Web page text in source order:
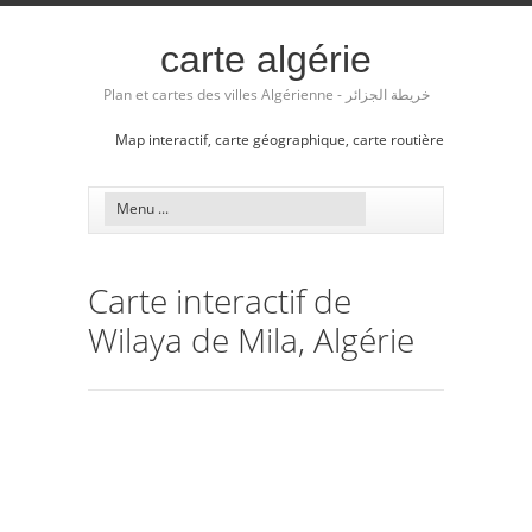
carte algérie
Plan et cartes des villes Algérienne - خريطة الجزائر
Map interactif, carte géographique, carte routière
Carte interactif de
Wilaya de Mila, Algérie